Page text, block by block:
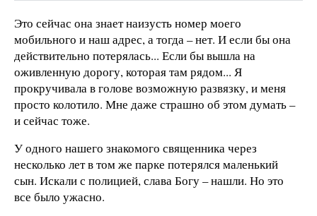
Это сейчас она знает наизусть номер моего
мобильного и наш адрес, а тогда – нет. И если бы она
действительно потерялась... Если бы вышла на
оживленную дорогу, которая там рядом... Я
прокручивала в голове возможную развязку, и меня
просто колотило. Мне даже страшно об этом думать –
и сейчас тоже.
У одного нашего знакомого священника через
несколько лет в том же парке потерялся маленький
сын. Искали с полицией, слава Богу – нашли. Но это
все было ужасно.